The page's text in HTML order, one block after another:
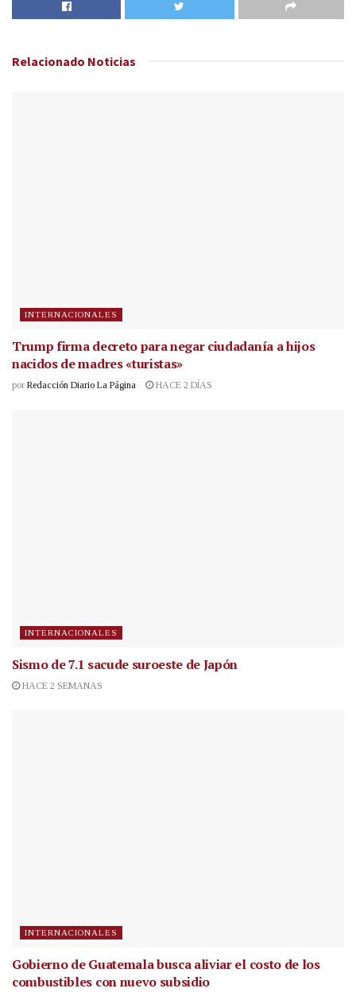
Relacionado Noticias
INTERNACIONALES
Trump firma decreto para negar ciudadanía a hijos
nacidos de madres «turistas»
por Redacción Diario La Página HACE 2 DÍAS
INTERNACIONALES
Sismo de 7.1 sacude suroeste de Japón
HACE 2 SEMANAS
INTERNACIONALES
Gobierno de Guatemala busca aliviar el costo de los
combustibles con nuevo subsidio